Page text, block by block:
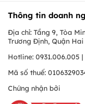
Thông tin doanh
Địa chỉ: Tầng 9, Tòa
Trương Định, Quận
Hotline: 0931.006.005
Mã số thuế:
Chứng nhận bởi